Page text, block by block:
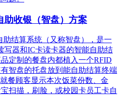
助收银（智盘）方案
结算系统（又称智盘），是一
写器和IC卡读卡器的智能自助结
定制的餐盘内都植入一个RFID
智盘的托盘放到能自助结算终端
餐顾客显示本次饭菜份数、金
扫描，刷脸，或校园卡员工卡自